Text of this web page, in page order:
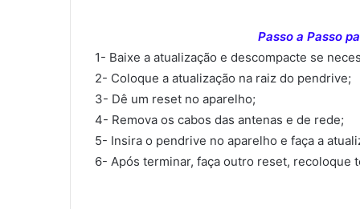
Passo a Passo
1- Baixe a atualização e descompacte se
2- Coloque a atualização na raiz do pendrive;
3- Dê um reset no aparelho;
4- Remova os cabos das antenas e de rede;
5- Insira o pendrive no aparelho e faça a
6- Após terminar, faça outro reset, recoloque